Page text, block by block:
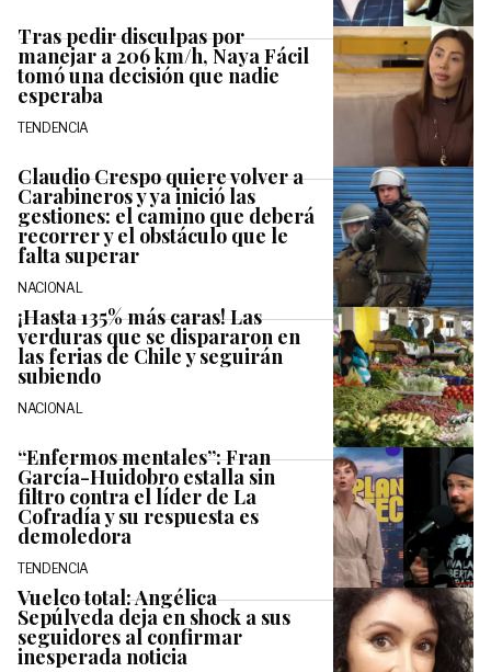
Tras pedir disculpas por
manejar a 206 km/h, Naya Fácil
tomó una decisión que nadie
esperaba
TENDENCIA
Claudio Crespo quiere volver a
Carabineros y ya inició las
gestiones: el camino que deberá
recorrer y el obstáculo que le
falta superar
NACIONAL
¡Hasta 135% más caras! Las
verduras que se dispararon en
las ferias de Chile y seguirán
subiendo
NACIONAL
“Enfermos mentales”: Fran
García-Huidobro estalla sin
filtro contra el líder de La
Cofradía y su respuesta es
demoledora
TENDENCIA
Vuelco total: Angélica
Sepúlveda deja en shock a sus
seguidores al confirmar
inesperada noticia